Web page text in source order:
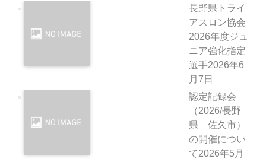
長野県トライ
アスロン協会
2026年度ジュ
ニア強化指定
選手2026年6
月7日
認定記録会
（2026/長野
県＿佐久市）
の開催につい
て2026年5月